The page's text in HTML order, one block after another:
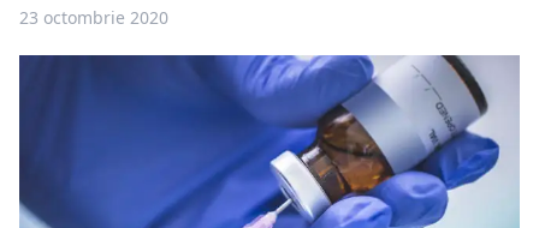
23 octombrie 2020